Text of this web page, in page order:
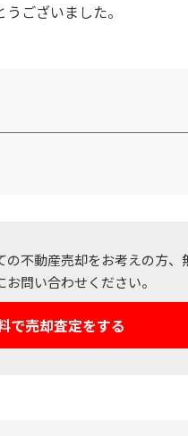
ございました。
不動産売却をお考えの方、
お問い合わせください。
で売却査定をする